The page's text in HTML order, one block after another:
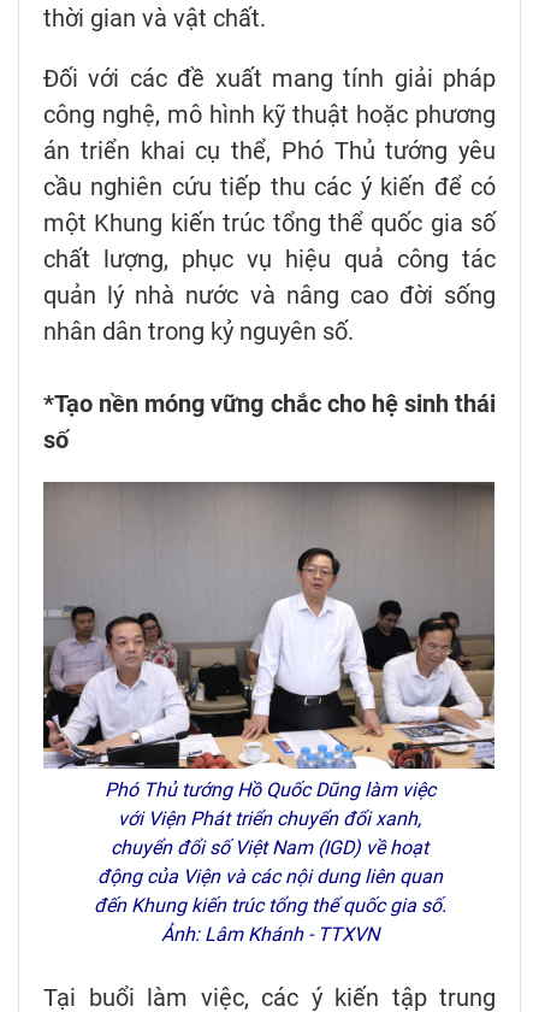
thời gian và vật chất.
Đối với các đề xuất mang tính giải pháp
công nghệ, mô hình kỹ thuật hoặc phương
án triển khai cụ thể, Phó Thủ tướng yêu
cầu nghiên cứu tiếp thu các ý kiến để có
một Khung kiến trúc tổng thể quốc gia số
chất lượng, phục vụ hiệu quả công tác
quản lý nhà nước và nâng cao đời sống
nhân dân trong kỷ nguyên số.
*Tạo nền móng vững chắc cho hệ sinh thái
số
Phó Thủ tướng Hồ Quốc Dũng làm việc
với Viện Phát triển chuyển đổi xanh,
chuyển đổi số Việt Nam (IGD) về hoạt
động của Viện và các nội dung liên quan
đến Khung kiến trúc tổng thể quốc gia số.
Ảnh: Lâm Khánh - TTXVN
Tại buổi làm việc, các ý kiến tập trung